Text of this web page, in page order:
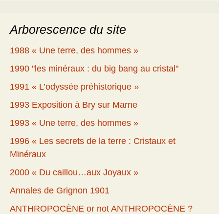
Arborescence du site
1988 « Une terre, des hommes »
1990 "les minéraux : du big bang au cristal"
1991 « L’odyssée préhistorique »
1993 Exposition à Bry sur Marne
1993 « Une terre, des hommes »
1996 « Les secrets de la terre : Cristaux et
Minéraux
2000 « Du caillou…aux Joyaux »
Annales de Grignon 1901
ANTHROPOCÈNE or not ANTHROPOCÈNE ?